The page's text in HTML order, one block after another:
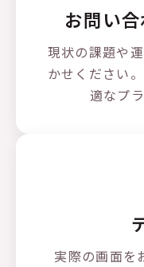
お問い
現状の課題や
かせください
適なプ
実際の画面を